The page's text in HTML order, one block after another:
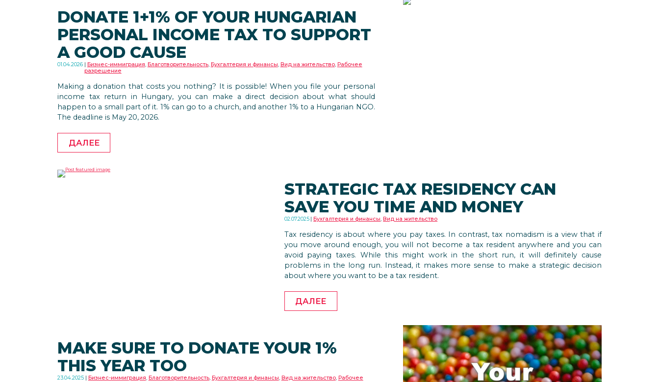
DONATE 1+1% OF YOUR HUNGARIAN
PERSONAL INCOME TAX TO SUPPORT
A GOOD CAUSE
01.04.2026 Бизнес-иммиграция, Благотворительность, Бухгалтерия и финансы, Вид на жительство, Рабочее
разрешение
Making a donation that costs you nothing? It is possible! When you file your personal
income tax return in Hungary, you can make a direct decision about what should
happen to a small part of it. 1% can go to a church, and another 1% to a Hungarian NGO.
The deadline is May 20, 2026.
ДАЛЕЕ
STRATEGIC TAX RESIDENCY CAN
SAVE YOU TIME AND MONEY
02.07.2025 Бухгалтерия и финансы, Вид на жительство
Tax residency is about where you pay taxes. In contrast, tax nomadism is a view that if
you move around enough, you will not become a tax resident anywhere and you can
avoid paying taxes. While this might work in the short run, it will definitely cause
problems in the long run. Instead, it makes more sense to make a strategic decision
about where you want to be a tax resident.
ДАЛЕЕ
MAKE SURE TO DONATE YOUR 1%
THIS YEAR TOO
23.04.2025 Бизнес-иммиграция Благотворительность, Бухгалтерия и финансы Вид на жительство, Рабочее